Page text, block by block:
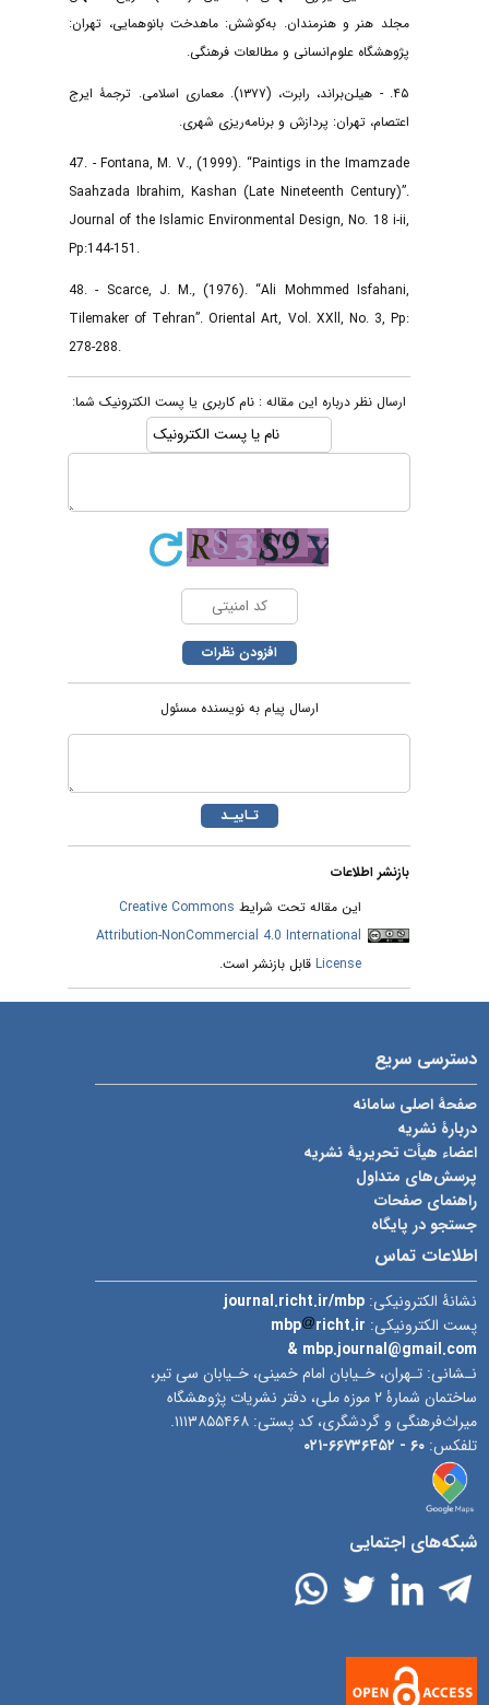
مجلد هنر و هنرمندان. به‌کوشش: ماهدخت بانو‌همایی، تهران:
پژوهشگاه علوم‌انسانی و مطالعات فرهنگی.
۴۵. - هیلن‌براند، رابرت، (۱۳۷۷). معماری اسلامی. ترجمۀ ایرج
اعتصام، تهران: پردازش و برنامه‌ریزی شهری.
47. - Fontana, M. V., (1999). “Paintigs in the Imamzade
Saahzada Ibrahim, Kashan (Late Nineteenth Century)”.
Journal of the Islamic Environmental Design, No. 18 i-ii,
Pp:144-151.
48. - Scarce, J. M., (1976). “Ali Mohmmed Isfahani,
Tilemaker of Tehran”. Oriental Art, Vol. XXll, No. 3, Pp:
278-288.
ارسال نظر درباره این مقاله : نام کاربری یا پست الکترونیک شما:
ارسال پیام به نویسنده مسئول
بازنشر اطلاعات
این مقاله تحت شرایطCreative Commons
Attribution-NonCommercial 4.0 International
Licenseقابل بازنشر است.
دسترسی سریع
صفحۀ اصلی سامانه
دربارۀ نشریه
اعضاء هیأت تحریریۀ نشریه
پرسش‌های متداول
راهنمای صفحات
جستجو در پایگاه
اطلاعات تماس
نشانۀ الکترونیکی:journal.richt.ir/mbp
پست الکترونیکی:
mbp
richt.ir
& mbp.journal@gmail.com
نـشانی: تـهران، خـیابان امام خمینی، خـیابان سی تیر،
ساختمان شمارۀ ۲ موزه ملی، دفتر نشریات پژوهشگاه
میراث‌فرهنگی و گردشگری، کد پستی: ۱۱۱۳۸۵۵۴۶۸.
تلفکس:۶۰ - ۶۶۷۳۶۴۵۲-۰۲۱
شبکه‌های اجتمایی